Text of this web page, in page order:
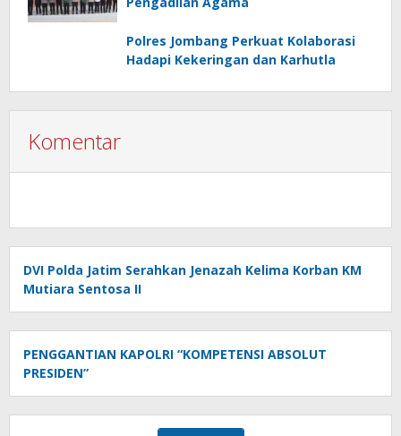
Polres Jombang Perkuat Kolaborasi
Hadapi Kekeringan dan Karhutla
Komentar
DVI Polda Jatim Serahkan Jenazah Kelima Korban KM
Mutiara Sentosa II
PENGGANTIAN KAPOLRI “KOMPETENSI ABSOLUT
PRESIDEN”